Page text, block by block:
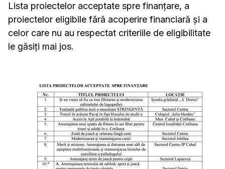
Lista proiectelor acceptate spre finanțare, a
proiectelor eligibile fără acoperire financiară și a
celor care nu au respectat criteriile de eligibilitate
le găsiți mai jos.